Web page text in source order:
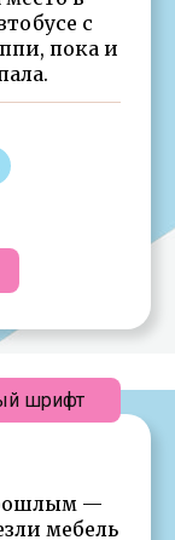
с
пока и
—
мебель
шрифт